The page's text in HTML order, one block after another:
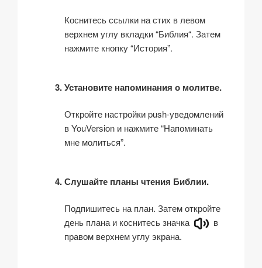
Коснитесь ссылки на стих в левом
верхнем углу вкладки “Библия“. Затем
нажмите кнопку “История”.
Установите напоминания о молитве.
Откройте настройки push-уведомлений
в YouVersion и нажмите “Напоминать
мне молиться”.
Слушайте планы чтения Библии.
Подпишитесь на план. Затем откройте
день плана и коснитесь значка
в
правом верхнем углу экрана.